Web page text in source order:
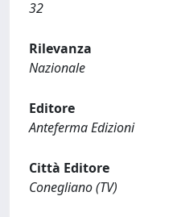
32
Rilevanza
Nazionale
Editore
Anteferma Edizioni
Città Editore
Conegliano (TV)